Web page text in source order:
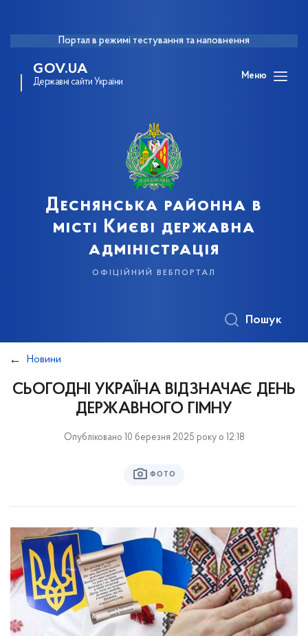
Портал в режимі тестування та наповнення
GOV.UA
Державні сайти України
Меню
Деснянська районна в
місті Києві державна
адміністрація
офіційний вебпортал
Пошук
Новини
СЬОГОДНІ УКРАЇНА ВІДЗНАЧАЄ ДЕНЬ
ДЕРЖАВНОГО ГІМНУ
Опубліковано 10 березня 2025 року о 12:18
ФОТО